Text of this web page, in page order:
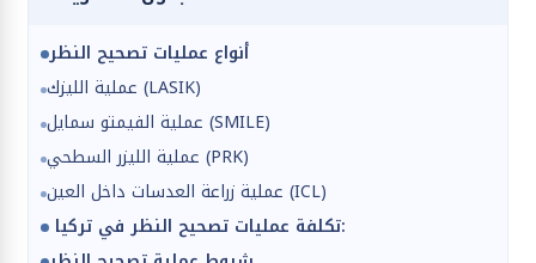
أنواع عمليات تصحيح النظر
عملية الليزك (LASIK)
عملية الفيمتو سمايل (SMILE)
عملية الليزر السطحي (PRK)
عملية زراعة العدسات داخل العين (ICL)
تكلفة عمليات تصحيح النظر في تركيا: